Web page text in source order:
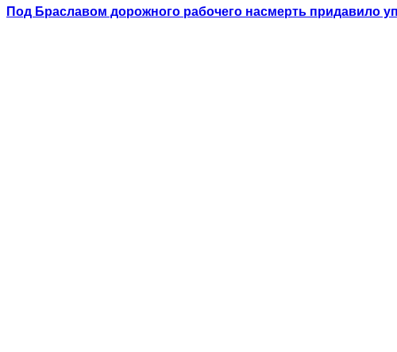
Под Браславом дорожного рабочего насмерть придавило